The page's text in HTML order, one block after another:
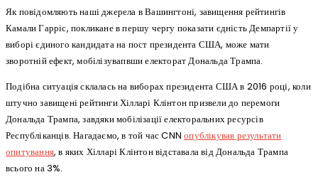
Як повідомляють наші джерела в Вашингтоні, завищення рейтингів
Камали Гарріс, покликане в першу чергу показати єдність Демпартії у
виборі єдиного кандидата на пост президента США, може мати
зворотній ефект, мобілізувапвши електорат Дональда Трампа.
Подібна ситуація склалась на виборах президента США в 2016 році, коли
штучно завищені рейтинги Хілларі Клінтон призвели до перемоги
Дональда Трампа, завдяки мобілізації електоральних ресурсів
Республіканців. Нагадаємо, в той час CNNопублікував результати
опитування, в яких Хілларі Клінтон відставала від Дональда Трампа
всього на 3%.